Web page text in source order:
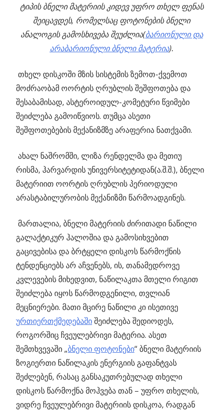
ტიპის ბნელი მატერიის კიდევ უფრო თხელ ფენას
შეიცავდეს, რომელსაც ფოტონების ბნელი
ანალოგის გამოსხივება შეუძლია(ბარიონული და
არაბარიონული ბნელი მატერია).
თხელ დისკოში მზის სისტემის ზემოთ-ქვემოთ
მოძრაობამ ოორტის ღრუბლის შეშფოთება და
შესაბამისად, ასტეროიდულ-კომეტური წვიმები
შეიძლება გამოიწვიოს. თუმცა ასეთი
შეშფოთებების მექანიზმზე არაფერია ნათქვამი.
ახალ ნაშრომში, ლიზა რენდელმა და მეთიუ
რისმა, ჰარვარდის უნივერსიტეტიდან(ა.შ.შ.), ბნელი
მატერიით ოორტის ღრუბლის პერიოდული
არასტაბილურობის მექანიზმი წარმოადგინეს.
მართალია, ბნელი მატერიის ძირითადი ნაწილი
გალაქტიკურ ჰალოშია და გამოსიხვებით
გაცივებისა და ბრტყელი დისკოს წარმოქნის
ტენდენციებს არ აჩვენებს, ის, თანამედროვე
კვლევების მიხედვით, ნაწილაკთა მთელი რიგით
შეიძლება იყოს წარმოდგენილი, თვლიან
მეცნიერები. მათი მცირე ნაწილი კი ისეთივე
ურთიერთქმედებაშიშეიძლება შედიოდეს,
როგორშიც ჩვეულებრივი მატერია. ასეთ
შემთხვევაში „ბნელი ფოტონები“ ბნელი მატერიის
ზოგიერთი ნაწილაკის ენერგიის გაფანტვას
შეძლებენ, რასაც განსაკუთრებულად თხელი
დისკოს წარმოქნა მოჰვება თან – უფრო თხელის,
ვიდრე ჩვეულებრივი მატერიის დისკოა, რადგან